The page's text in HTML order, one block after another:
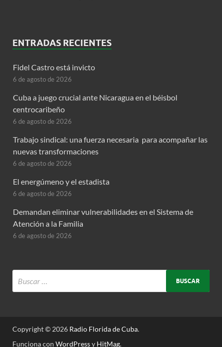
ENTRADAS RECIENTES
Fidel Castro está invicto
6 de agosto de 2026
Cuba a juego crucial ante Nicaragua en el béisbol
centrocaribeño
6 de agosto de 2026
Trabajo sindical: una fuerza necesaria para acompañar las
nuevas transformaciones
6 de agosto de 2026
El energúmeno y el estadista
6 de agosto de 2026
Demandan eliminar vulnerabilidades en el Sistema de
Atención a la Familia
6 de agosto de 2026
Copyright © 2026 Radio Florida de Cuba.
Funciona con WordPressy HitMag.